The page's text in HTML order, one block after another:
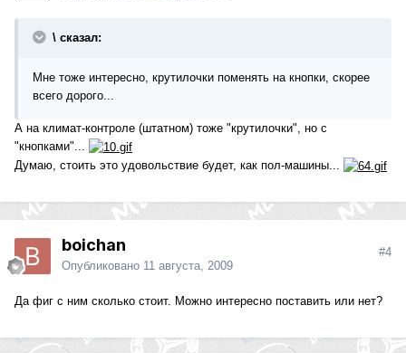
\ сказал:
Мне тоже интересно, крутилочки поменять на кнопки, скорее
всего дорого...
А на климат-контроле (штатном) тоже "крутилочки", но с
"кнопками"...
Думаю, стоить это удовольствие будет, как пол-машины...
boichan
Опубликовано 11 августа, 2009
#4
Да фиг с ним сколько стоит. Можно интересно поставить или нет?